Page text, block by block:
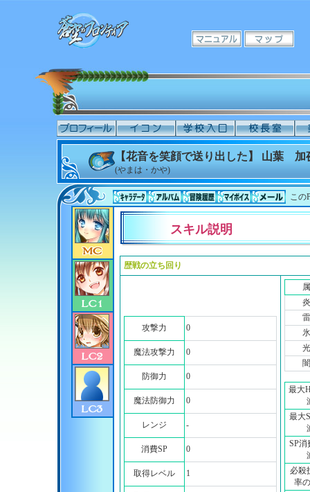
【花音を笑顔で送り出した】 山葉 加
(やまは・かや)
この
スキル説明
歴戦の立ち回り
攻撃力 0
魔法攻撃力 0
防御力 0
魔法防御力 0
レンジ -
消費SP 0
取得レベル 1
最大
最大
SP消
必殺
率